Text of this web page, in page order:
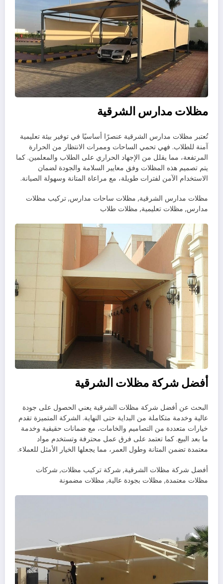
مظلات مدارس الشرقية
تُعتبر مظلات مدارس الشرقية عنصرًا أساسيًا في توفير بيئة تعليمية
آمنة للطلاب. فهي تحمي الساحات وممرات الانتظار من الحرارة
المرتفعة، مما يقلل من الإجهاد الحراري على الطلاب والمعلمين. كما
يتم تصميم هذه المظلات وفق معايير السلامة والجودة لضمان
الاستخدام الآمن لفترات طويلة، مع مراعاة المتانة وسهولة الصيانة.
مظلات مدارس الشرقية, مظلات ساحات مدارس, تركيب مظلات
مدارس, مظلات تعليمية, مظلات طلاب
أفضل شركة مظلات الشرقية
البحث عن أفضل شركة مظلات الشرقية يعني الحصول على جودة
عالية وخدمة متكاملة من البداية حتى النهاية. الشركة المتميزة تقدم
خيارات متعددة من التصاميم والخامات، مع ضمانات حقيقية وخدمة
ما بعد البيع. كما تعتمد على فرق عمل محترفة وتستخدم مواد
معتمدة تضمن المتانة وطول العمر، مما يجعلها الخيار الأمثل للعملاء.
أفضل شركة مظلات الشرقية, شركة تركيب مظلات, شركات
مظلات معتمدة, مظلات بجودة عالية, مظلات مضمونة